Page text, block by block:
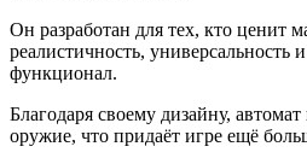
Он разработан для тех, кто ценит
реалистичность, универсальность
функционал.
Благодаря своему дизайну,
оружие, что придаёт игре ещё